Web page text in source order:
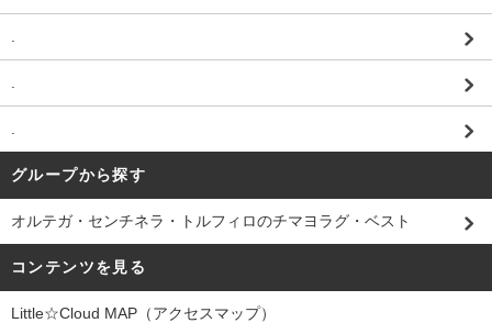
グループから探す
オルテガ・センチネラ・トルフィロのチマヨラグ・ベスト
コンテンツを見る
Little☆Cloud MAP（アクセスマップ）